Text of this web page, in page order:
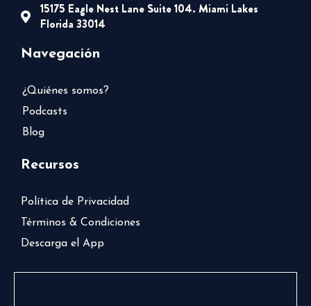
15175 Eagle Nest Lane Suite 104. Miami Lakes
Florida 33014
Navegación
¿Quiénes somos?
Podcasts
Blog
Recursos
Política de Privacidad
Términos & Condiciones
Descarga el App